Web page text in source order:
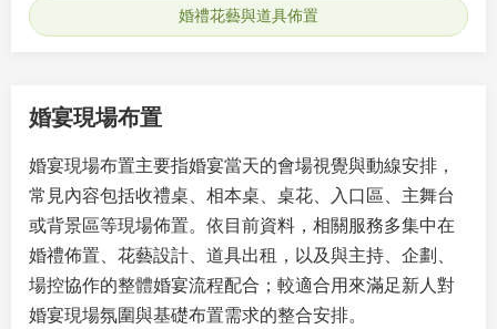
婚禮花藝與道具佈置
婚宴現場布置
婚宴現場布置主要指婚宴當天的會場視覺與動線安排，
常見內容包括收禮桌、相本桌、桌花、入口區、主舞台
或背景區等現場佈置。依目前資料，相關服務多集中在
婚禮佈置、花藝設計、道具出租，以及與主持、企劃、
場控協作的整體婚宴流程配合；較適合用來滿足新人對
婚宴現場氛圍與基礎布置需求的整合安排。